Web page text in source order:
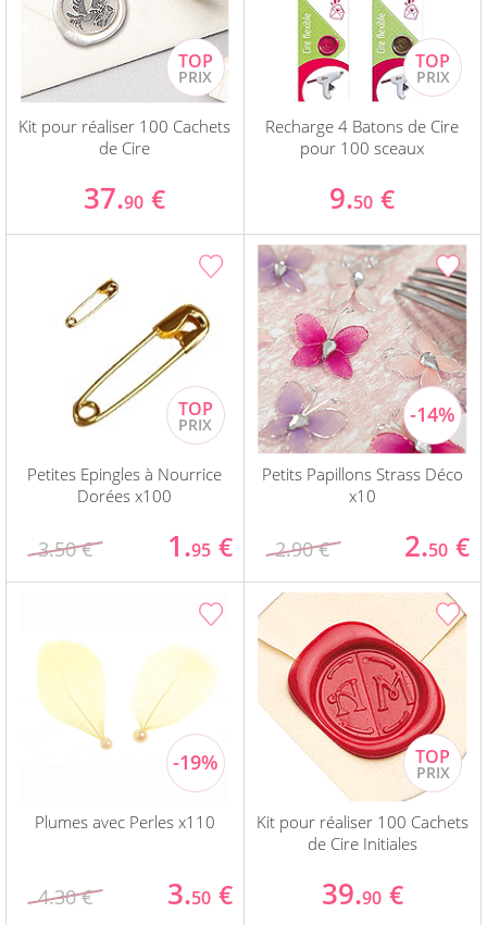
Kit pour réaliser 100 Cachets
de Cire
37.90 €
Recharge 4 Batons de Cire
pour 100 sceaux
9.50 €
Petites Epingles à Nourrice
Dorées x100
3.50 € 1.95 €
Petits Papillons Strass Déco
x10
2.90 € 2.50 €
Plumes avec Perles x110
4.30 € 3.50 €
Kit pour réaliser 100 Cachets
de Cire Initiales
39.90 €